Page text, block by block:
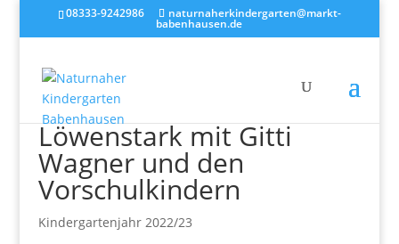
08333-9242986 naturnaherkindergarten@markt-
babenhausen.de
Löwenstark mit Gitti
Wagner und den
Vorschulkindern
Kindergartenjahr 2022/23